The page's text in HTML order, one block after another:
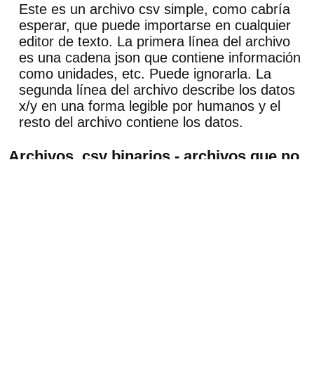
Este es un archivo csv simple, como cabría
esperar, que puede importarse en cualquier
editor de texto. La primera línea del archivo
es una cadena json que contiene información
como unidades, etc. Puede ignorarla. La
segunda línea del archivo describe los datos
x/y en una forma legible por humanos y el
resto del archivo contiene los datos.
Archivos .csv binarios - archivos que no